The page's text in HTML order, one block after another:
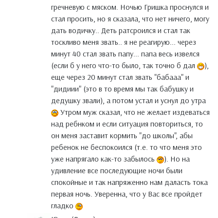
гречневую с мяском. Ночью Гришка проснулся и
стал просить, но я сказала, что нет ничего, могу
дать водичку.. Деть ратсроился и стал так
тоскливо меня звать.. я не реагирую... через
минут 40 стал звать папу... папа весь извелся
(если б у него что-то было, так точно б дал
),
еще через 20 минут стал звать "бабааа" и
"дидиии" (это в то время мы так бабушку и
дедушку звали), а потом устал и уснул до утра
Утром муж сказал, что не желает издеваться
над ребнком и если ситуация повториться, то
он меня заставит кормить "до школы", абы
ребенок не беспокоился (т.е. то что меня это
уже напрягало как-то забылось
). Но на
удивление все последующие ночи были
спокойные и так напряженно нам даласть тока
первая ночь. Уверенна, что у Вас все пройдет
гладко